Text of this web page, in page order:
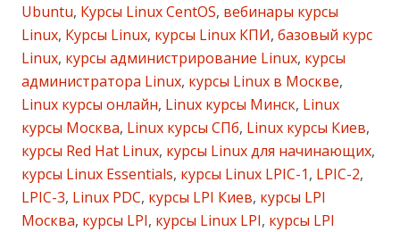
Ubuntu, Курсы Linux CentOS, вебинары курсы
Linux, Курсы Linux, курсы Linux КПИ, базовый курс
Linux, курсы администрирование Linux, курсы
администратора Linux, курсы Linux в Москве,
Linux курсы онлайн, Linux курсы Минск, Linux
курсы Москва, Linux курсы СПб, Linux курсы Киев,
курсы Red Hat Linux, курсы Linux для начинающих,
курсы Linux Essentials, курсы Linux LPIC-1, LPIC-2,
LPIC-3, Linux PDC, курсы LPI Киев, курсы LPI
Москва, курсы LPI, курсы Linux LPI, курсы LPI